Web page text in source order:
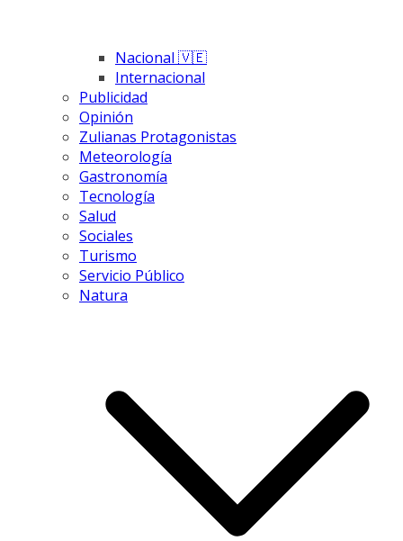
Nacional 🇻🇪
Internacional
Publicidad
Opinión
Zulianas Protagonistas
Meteorología
Gastronomía
Tecnología
Salud
Sociales
Turismo
Servicio Público
Natura